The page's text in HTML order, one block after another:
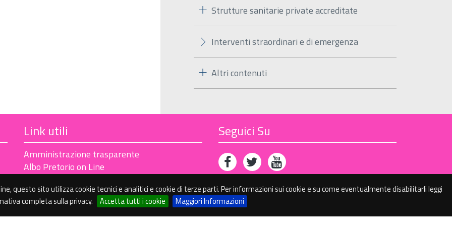
questo sito utilizza cookie tecnici e analitici e cookie di terze parti. Per informazioni sui cookie e su come eventualmente disabilitarli leggi
completa sulla privacy.
Accetta tutti i cookie Maggiori Informazioni
Strutture sanitarie private accreditate
Interventi straordinari e di emergenza
Altri contenuti
Link utili
Amministrazione trasparente
Albo Pretorio on Line
Seguici Su